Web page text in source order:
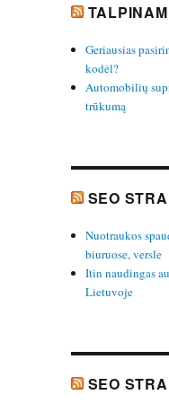
Geriausias
kodėl?
Automobilių
trūkumą
SEO
Nuotraukos
biuruose, versle
Itin naudingas
Lietuvoje
SEO